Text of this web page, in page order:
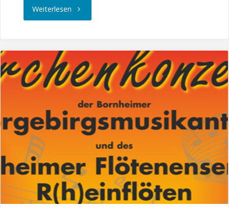
Weiterlesen"Einladung
Kirchenkonzert
in
Aegidius